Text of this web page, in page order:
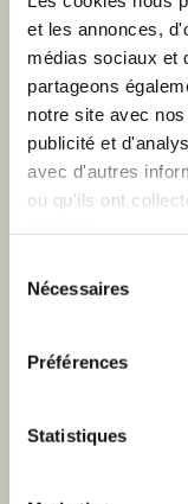
et les annonces,
médias sociaux et
partageons
notre site avec
publicité et
avec d'autres
ou qu'ils ont
Nécessaires
Préférences
Statistiques
Email
Je donne à